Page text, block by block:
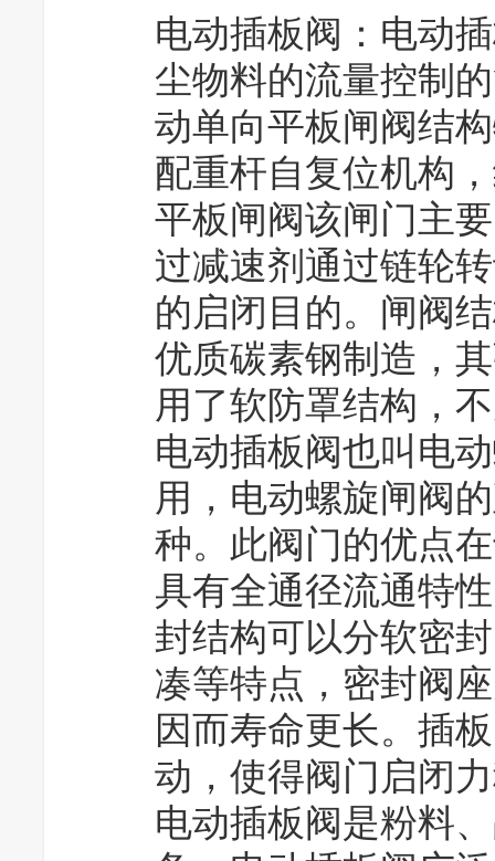
电动插板阀：电动
尘物料的流量控制
动单向平板闸阀结
配重杆自复位机构
平板闸阀该闸门主
过减速剂通过链轮
的启闭目的。闸阀
优质碳素钢制造，
用了软防罩结构，
电动插板阀也叫电
用，电动螺旋闸阀
种。此阀门的优点
具有全通径流通特
封结构可以分软密
凑等特点，密封阀
因而寿命更长。插
动，使得阀门启闭
电动插板阀是粉料